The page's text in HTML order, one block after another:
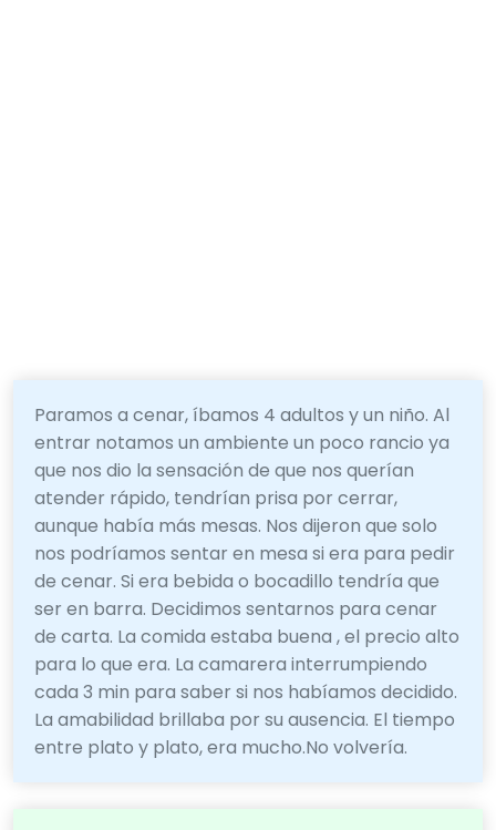
Paramos a cenar, íbamos 4 adultos y un niño. Al
entrar notamos un ambiente un poco rancio ya
que nos dio la sensación de que nos querían
atender rápido, tendrían prisa por cerrar,
aunque había más mesas. Nos dijeron que solo
nos podríamos sentar en mesa si era para pedir
de cenar. Si era bebida o bocadillo tendría que
ser en barra. Decidimos sentarnos para cenar
de carta. La comida estaba buena , el precio alto
para lo que era. La camarera interrumpiendo
cada 3 min para saber si nos habíamos decidido.
La amabilidad brillaba por su ausencia. El tiempo
entre plato y plato, era mucho.No volvería.